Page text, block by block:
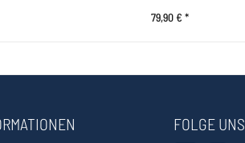
79,90 € *
FOLGE UNS